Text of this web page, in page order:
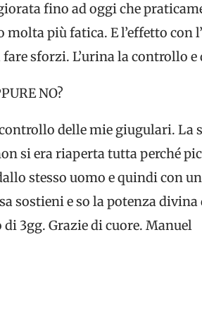
fino ad oggi che
più fatica. E l’effetto con
sforzi. L’urina la controllo e
NO?
delle mie giugulari.
si era riaperta tutta perché
stesso uomo e quindi con
sostieni e so la potenza
3gg. Grazie di cuore. Manuel